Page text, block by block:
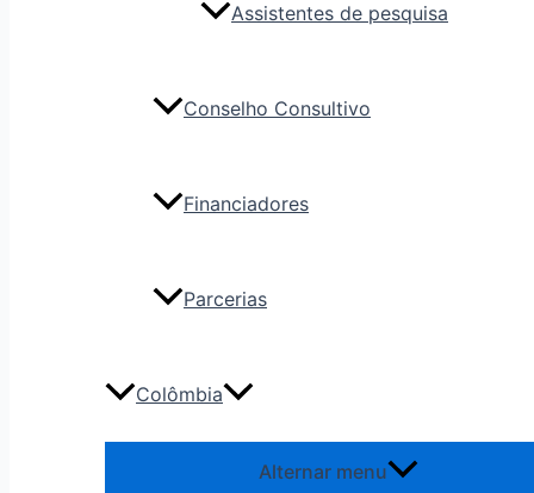
Assistentes de pesquisa
Conselho Consultivo
Financiadores
Parcerias
Colômbia
Alternar menu